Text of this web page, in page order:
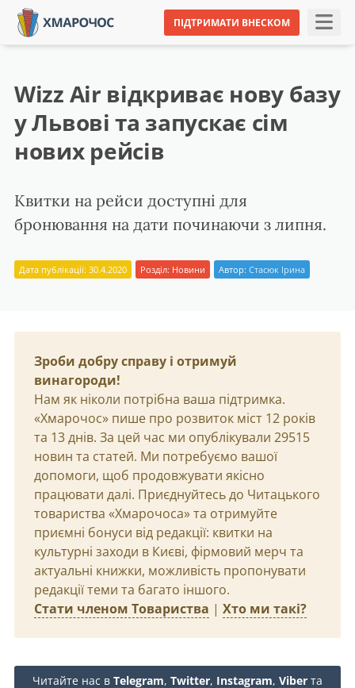
ПІДТРИМАТИ ВНЕСКОМ
Wizz Air відкриває нову базу
у Львові та запускає сім
нових рейсів
Квитки на рейси доступні для
бронювання на дати починаючи з липня.
Дата публікації: 30.4.2020 Розділ: Новини Автор: Стасюк Ірина
Зроби добру справу і отримуй
винагороди!
Нам як ніколи потрібна ваша підтримка.
«Хмарочос» пише про розвиток міст 12 років
та 13 днів. За цей час ми опублікували 29515
новин та статей. Ми потребуємо вашої
допомоги, щоб продовжувати якісно
працювати далі. Приєднуйтесь до Читацького
товариства «Хмарочоса» та отримуйте
приємні бонуси від редакції: квитки на
культурні заходи в Києві, фірмовий мерч та
актуальні книжки, можливість пропонувати
редакції теми та багато іншого.
Стати членом Товариства | Хто ми такі?
Читайте нас в Telegram, Twitter, Instagram, Viber та